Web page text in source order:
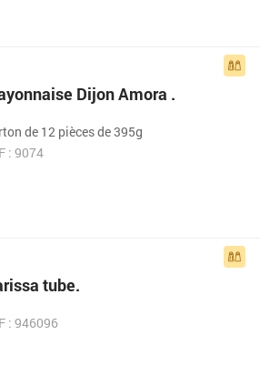
Dijon Amora .
de 12 pièces de 395g
: 9074
tube.
: 946096